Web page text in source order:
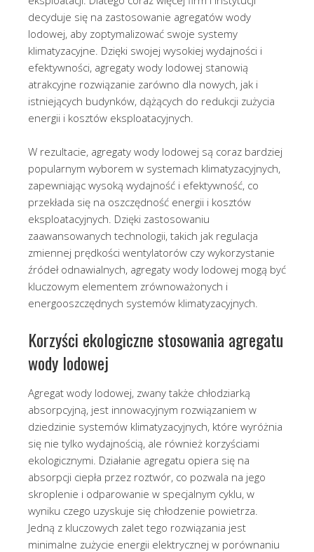
decyduje się na zastosowanie agregatów wody
lodowej, aby zoptymalizować swoje systemy
klimatyzacyjne. Dzięki swojej wysokiej wydajności i
efektywności, agregaty wody lodowej stanowią
atrakcyjne rozwiązanie zarówno dla nowych, jak i
istniejących budynków, dążących do redukcji zużycia
energii i kosztów eksploatacyjnych.
W rezultacie, agregaty wody lodowej są coraz bardziej
popularnym wyborem w systemach klimatyzacyjnych,
zapewniając wysoką wydajność i efektywność, co
przekłada się na oszczędność energii i kosztów
eksploatacyjnych. Dzięki zastosowaniu
zaawansowanych technologii, takich jak regulacja
zmiennej prędkości wentylatorów czy wykorzystanie
źródeł odnawialnych, agregaty wody lodowej mogą być
kluczowym elementem zrównoważonych i
energooszczędnych systemów klimatyzacyjnych.
Korzyści ekologiczne stosowania agregatu
wody lodowej
Agregat wody lodowej, zwany także chłodziarką
absorpcyjną, jest innowacyjnym rozwiązaniem w
dziedzinie systemów klimatyzacyjnych, które wyróżnia
się nie tylko wydajnością, ale również korzyściami
ekologicznymi. Działanie agregatu opiera się na
absorpcji ciepła przez roztwór, co pozwala na jego
skroplenie i odparowanie w specjalnym cyklu, w
wyniku czego uzyskuje się chłodzenie powietrza.
Jedną z kluczowych zalet tego rozwiązania jest
minimalne zużycie energii elektrycznej w porównaniu